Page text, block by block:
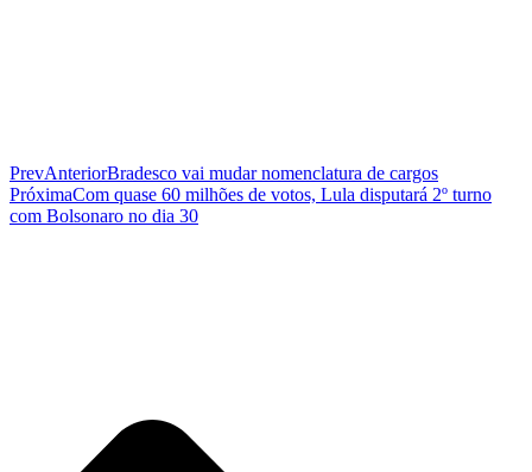
PrevAnteriorBradesco vai mudar nomenclatura de cargos
PróximaCom quase 60 milhões de votos, Lula disputará 2º turno
com Bolsonaro no dia 30